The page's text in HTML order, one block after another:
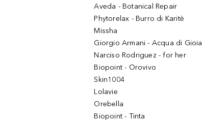
Aveda - Botanical Repair
Phytorelax - Burro di Karitè
Missha
Giorgio Armani - Acqua di Gioia
Narciso Rodriguez - for her
Biopoint - Orovivo
Skin1004
Lolavie
Orebella
Biopoint - Tinta